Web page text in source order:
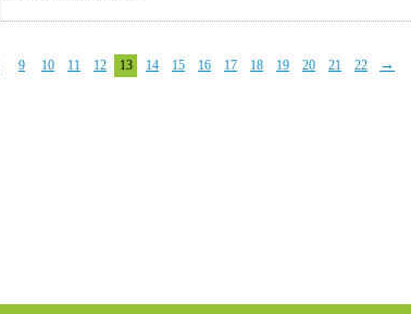
9 10 11 12 13 14 15 16 17 18 19 20 21 22 →